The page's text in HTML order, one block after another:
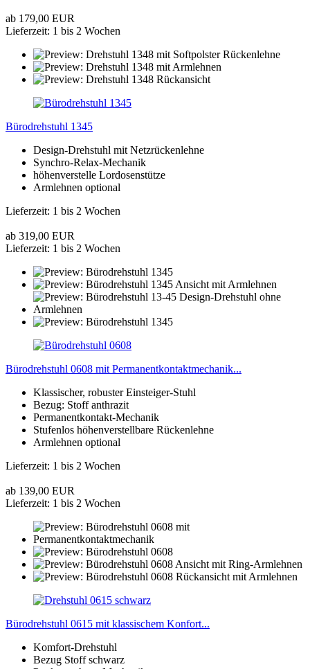
ab 179,00 EUR
Lieferzeit: 1 bis 2 Wochen
Bürodrehstuhl 1345
Design-Drehstuhl mit Netzrückenlehne
Synchro-Relax-Mechanik
höhenverstelle Lordosenstütze
Armlehnen optional
Lieferzeit: 1 bis 2 Wochen
ab 319,00 EUR
Lieferzeit: 1 bis 2 Wochen
Bürodrehstuhl 0608 mit Permanentkontaktmechanik...
Klassischer, robuster Einsteiger-Stuhl
Bezug: Stoff anthrazit
Permanentkontakt-Mechanik
Stufenlos höhenverstellbare Rückenlehne
Armlehnen optional
Lieferzeit: 1 bis 2 Wochen
ab 139,00 EUR
Lieferzeit: 1 bis 2 Wochen
Bürodrehstuhl 0615 mit klassischem Konfort...
Komfort-Drehstuhl
Bezug Stoff schwarz